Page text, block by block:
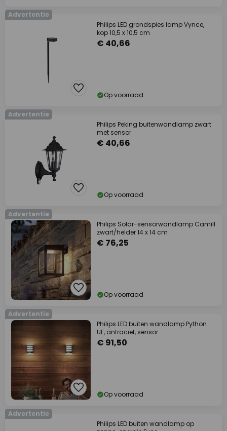
Advertentie
Philips LED grondspies lamp Vynce,
kop 10,5 x 10,5 cm
€ 40,66
Op voorraad
Advertentie
Philips Peking buitenwandlamp zwart
met sensor
€ 40,66
Op voorraad
Advertentie
Philips Solar-sensorwandlamp Camill
zwart/helder 14 x 14 cm
€ 76,25
Op voorraad
Advertentie
Philips LED buiten wandlamp Python
UE, antraciet, sensor
€ 91,50
Op voorraad
Advertentie
Philips LED buiten wandlamp op